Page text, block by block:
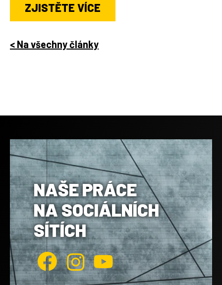
ZJISTĚTE VÍCE
< Na všechny články
NAŠE PRÁCE
NA SOCIÁLNÍCH
SÍTÍCH